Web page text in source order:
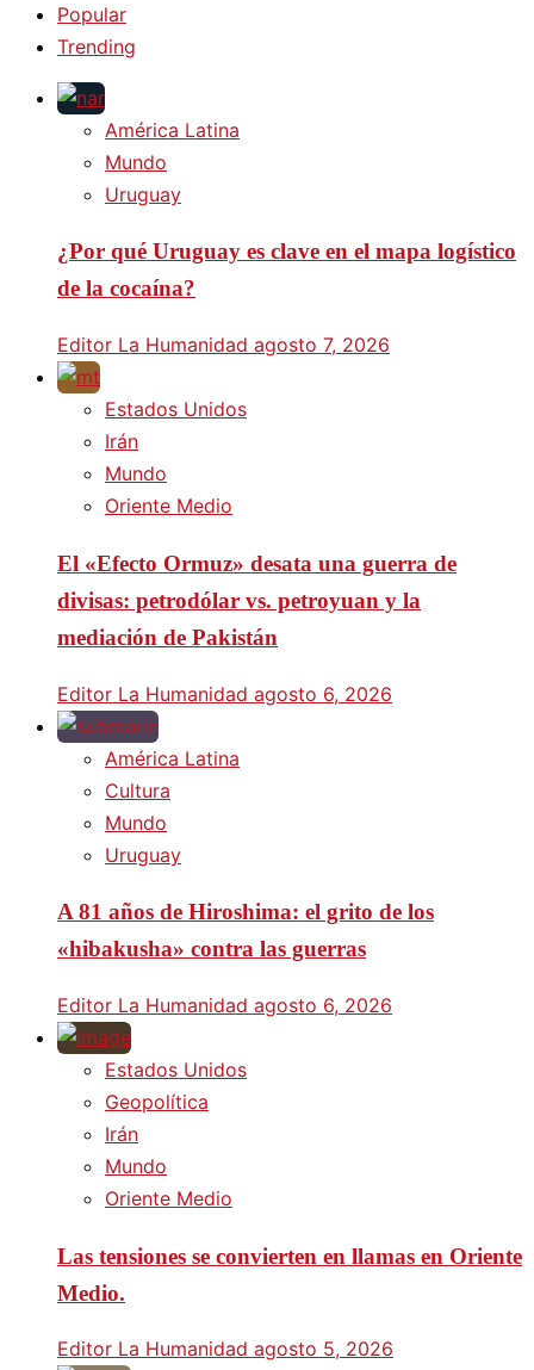
Popular
Trending
América Latina
Mundo
Uruguay
¿Por qué Uruguay es clave en el mapa logístico
de la cocaína?
Editor La Humanidad agosto 7, 2026
Estados Unidos
Irán
Mundo
Oriente Medio
El «Efecto Ormuz» desata una guerra de
divisas: petrodólar vs. petroyuan y la
mediación de Pakistán
Editor La Humanidad agosto 6, 2026
América Latina
Cultura
Mundo
Uruguay
A 81 años de Hiroshima: el grito de los
«hibakusha» contra las guerras
Editor La Humanidad agosto 6, 2026
Estados Unidos
Geopolítica
Irán
Mundo
Oriente Medio
Las tensiones se convierten en llamas en Oriente
Medio.
Editor La Humanidad agosto 5, 2026